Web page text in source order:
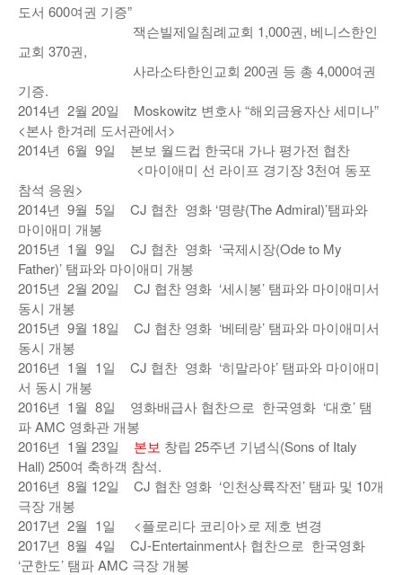
도서 600여권 기증”
잭슨빌제일침례교회 1,000권, 베니스한인
교회 370권,
사라소타한인교회 200권 등 총 4,000여권
기증.
2014년 2월 20일 Moskowitz 변호사 “해외금융자산 세미나”
<본사 한겨레 도서관에서>
2014년 6월 9일 본보 월드컵 한국대 가나 평가전 협찬
<마이애미 선 라이프 경기장 3천여 동포
참석 응원>
2014년 9월 5일 CJ 협찬 영화 ‘명량(The Admiral)’탬파와
마이애미 개봉
2015년 1월 9일 CJ 협찬 영화 ‘국제시장(Ode to My
Father)’ 탬파와 마이애미 개봉
2015년 2월 20일 CJ 협찬 영화 ‘세시봉’ 탬파와 마이애미서
동시 개봉
2015년 9월 18일 CJ 협찬 영화 ‘베테랑’ 탬파와 마이애미서
동시 개봉
2016년 1월 1일 CJ 협찬 영화 ‘히말라야’ 탬파와 마이애미
서 동시 개봉
2016년 1월 8일 영화배급사 협찬으로 한국영화 ‘대호’ 탬
파 AMC 영화관 개봉
2016년 1월 23일 본보 창립 25주년 기념식(Sons of Italy
Hall) 250여 축하객 참석.
2016년 8월 12일 CJ 협찬 영화 ‘인천상륙작전’ 탬파 및 10개
극장 개봉
2017년 2월 1일 <플로리다 코리아>로 제호 변경
2017년 8월 4일 CJ-Entertainment사 협찬으로 한국영화
‘군한도’ 탬파 AMC 극장 개봉